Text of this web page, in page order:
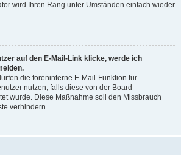
wird Ihren Rang unter Umständen einfach wieder
auf den E-Mail-Link klicke, werde ich
die foreninterne E-Mail-Funktion für
nutzen, falls diese von der Board-
wurde. Diese Maßnahme soll den Missbrauch
verhindern.